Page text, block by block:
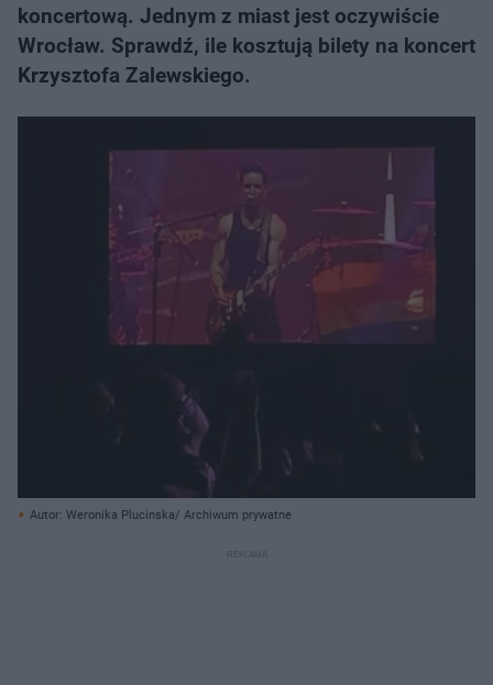
koncertową. Jednym z miast jest oczywiście
Wrocław. Sprawdź, ile kosztują bilety na koncert
Krzysztofa Zalewskiego.
Autor: Weronika Plucinska/ Archiwum prywatne